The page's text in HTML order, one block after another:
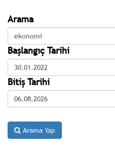
Arama
Başlangıç Tarihi
Bitiş Tarihi
Arama Yap